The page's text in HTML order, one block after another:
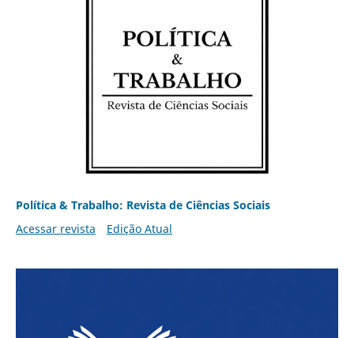
Política & Trabalho: Revista de Ciências Sociais
Acessar revista
Edição Atual